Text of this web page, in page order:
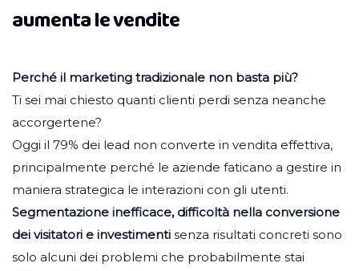
aumenta le vendite
Perché il marketing tradizionale non basta più?
Ti sei mai chiesto quanti clienti perdi senza neanche
accorgertene?
Oggi il 79% dei lead non converte in vendita effettiva,
principalmente perché le aziende faticano a gestire in
maniera strategica le interazioni con gli utenti.
Segmentazione inefficace, difficoltà nella conversione
dei visitatori e investimenti senza risultati concreti sono
solo alcuni dei problemi che probabilmente stai